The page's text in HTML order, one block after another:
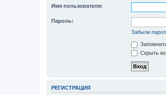
Имя пользователя:
Пароль:
Забыли
Скрыть
РЕГИСТРАЦИЯ